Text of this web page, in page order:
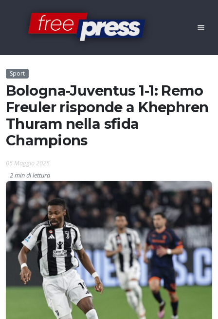
Sport
Bologna-Juventus 1-1: Remo
Freuler risponde a Khephren
Thuram nella sfida
Champions
05 Maggio 2025
2 min di lettura